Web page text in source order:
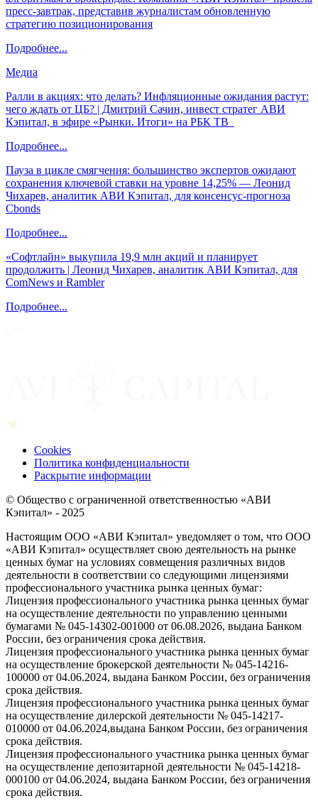
пресс-завтрак, представив журналистам обновленную
стратегию позиционирования
Подробнее...
Медиа
Ралли в акциях: что делать? Инфляционные ожидания растут:
чего ждать от ЦБ? | Дмитрий Сачин, инвест стратег АВИ
Кэпитал, в эфире «Рынки. Итоги» на РБК ТВ
Подробнее...
Пауза в цикле смягчения: большинство экспертов ожидают
сохранения ключевой ставки на уровне 14,25% — Леонид
Чихарев, аналитик АВИ Кэпитал, для консенсус-прогноза
Cbonds
Подробнее...
«Софтлайн» выкупила 19,9 млн акций и планирует
продолжить | Леонид Чихарев, аналитик АВИ Кэпитал, для
ComNews и Rambler
Подробнее...
Cookies
Политика конфиденциальности
Раскрытие информации
© Общество с ограниченной ответственностью «АВИ
Кэпитал» - 2025
Настоящим ООО «АВИ Кэпитал» уведомляет о том, что ООО
«АВИ Кэпитал» осуществляет свою деятельность на рынке
ценных бумаг на условиях совмещения различных видов
деятельности в соответствии со следующими лицензиями
профессионального участника рынка ценных бумаг:
Лицензия профессионального участника рынка ценных бумаг
на осуществление деятельности по управлению ценными
бумагами № 045-14302-001000 от 06.08.2026, выдана Банком
России, без ограничения срока действия.
Лицензия профессионального участника рынка ценных бумаг
на осуществление брокерской деятельности № 045-14216-
100000 от 04.06.2024, выдана Банком России, без ограничения
срока действия.
Лицензия профессионального участника рынка ценных бумаг
на осуществление дилерской деятельности № 045-14217-
010000 от 04.06.2024,выдана Банком России, без ограничения
срока действия.
Лицензия профессионального участника рынка ценных бумаг
на осуществление депозитарной деятельности № 045-14218-
000100 от 04.06.2024, выдана Банком России, без ограничения
срока действия.